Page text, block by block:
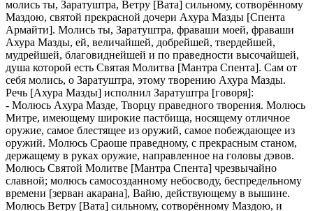
молись ты, Заратуштра, Ветру [Вата] сильному, сотворённому
Маздою, святой прекрасной дочери Ахура Мазды [Спента
Армайти]. Молись ты, Заратуштра, фраваши моей, фраваши
Ахура Мазды, ей, величайшей, добрейшей, твердейшей,
мудрейшей, благовиднейшей и по праведности высочайшей,
душа которой есть Святая Молитва [Мантра Спента]. Сам от
себя молись, о Заратуштра, этому творению Ахура Мазды.
Речь [Ахура Мазды] исполнил Заратуштра [говоря]:
- Молюсь Ахура Мазде, Творцу праведного творения. Молюсь
Митре, имеющему широкие пастбища, носящему отличное
оружие, самое блестящее из оружий, самое побеждающее из
оружий. Молюсь Сраоше праведному, с прекрасным станом,
держащему в руках оружие, направленное на головы дэвов.
Молюсь Святой Молитве [Мантра Спента] чрезвычайно
славной; молюсь самосозданному небосводу, беспредельному
времени [зерван акарана], Вайю, действующему в вышине.
Молюсь Ветру [Вата] сильному, сотворённому Маздою, и